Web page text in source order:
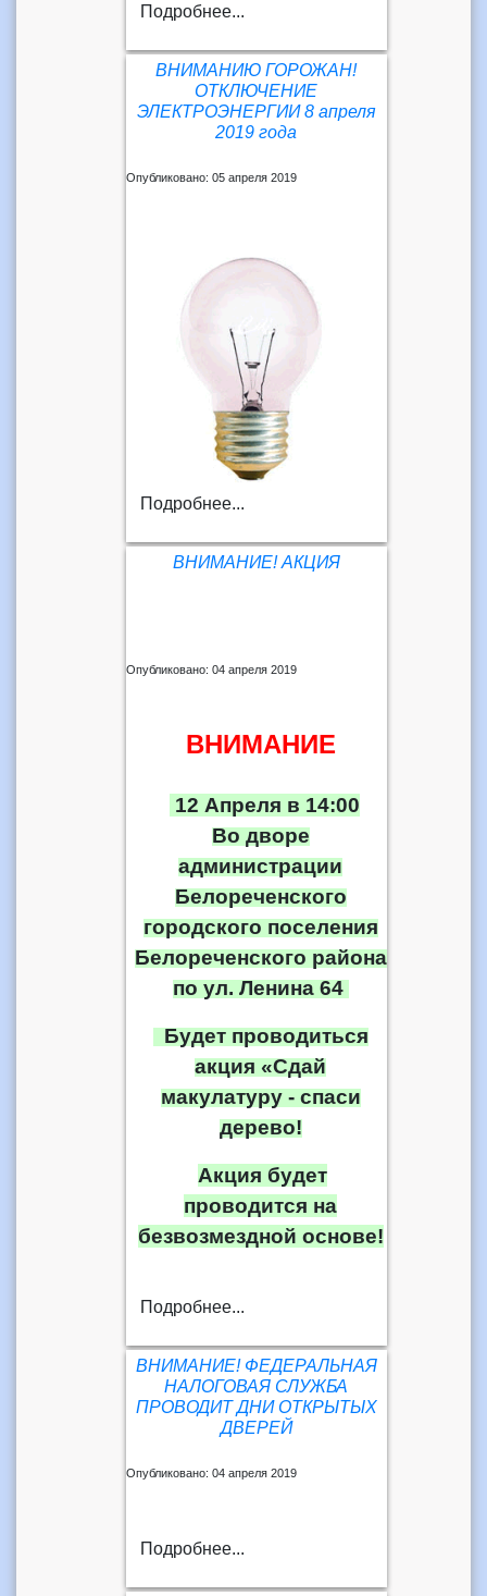
Подробнее...
ВНИМАНИЮ ГОРОЖАН!
ОТКЛЮЧЕНИЕ
ЭЛЕКТРОЭНЕРГИИ 8 апреля
2019 года
Опубликовано: 05 апреля 2019
Подробнее...
ВНИМАНИЕ! АКЦИЯ
Опубликовано: 04 апреля 2019
ВНИМАНИЕ
12 Апреля в 14:00
Во дворе
администрации
Белореченского
городского поселения
Белореченского района
по ул. Ленина 64
Будет проводиться
акция «Сдай
макулатуру - спаси
дерево!
Акция будет
проводится на
безвозмездной основе!
Подробнее...
ВНИМАНИЕ! ФЕДЕРАЛЬНАЯ
НАЛОГОВАЯ СЛУЖБА
ПРОВОДИТ ДНИ ОТКРЫТЫХ
ДВЕРЕЙ
Опубликовано: 04 апреля 2019
Подробнее...